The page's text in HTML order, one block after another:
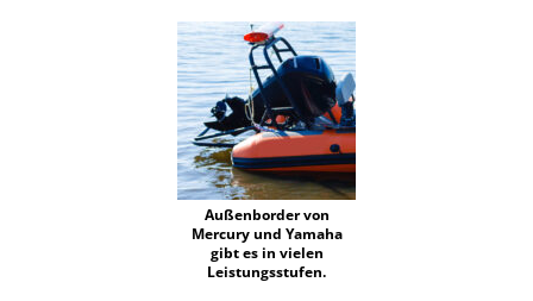
Außenborder von
Mercury und Yamaha
gibt es in vielen
Leistungsstufen.